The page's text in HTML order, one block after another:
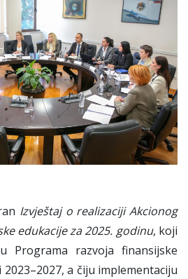
Izvještaj o realizaciji Akcionog
edukacije za 2025. godinu, koji
Programa razvoja finansijske
a čiju implementaciju